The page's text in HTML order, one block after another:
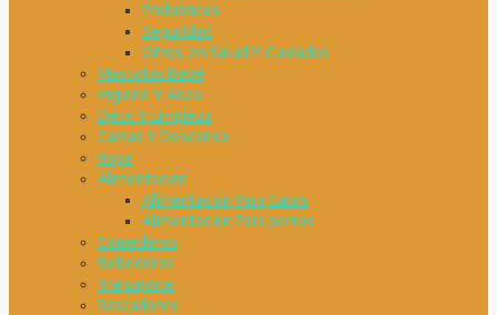
Probióticos
Seguridad
Otros, en Salud Y Cuidados
Mascotas Bebé
Higiene Y Aseo
Deco Y Limpieza
Camas Y Descanso
Ropa
Alimentación
Alimentación Para Gatos
Alimentación Para perros
Comederos
Bebederos
Transporte
Rascadores